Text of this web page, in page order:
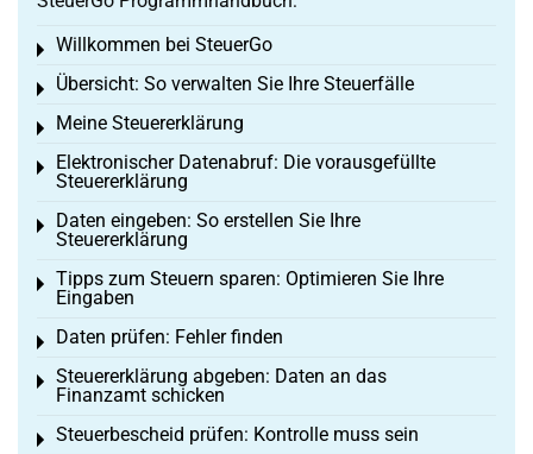
Willkommen bei SteuerGo
Toggle menu
Übersicht: So verwalten Sie Ihre Steuerfälle
Toggle menu
Meine Steuererklärung
Toggle menu
Elektronischer Datenabruf: Die vorausgefüllte
Steuererklärung
Toggle menu
Daten eingeben: So erstellen Sie Ihre
Steuererklärung
Toggle menu
Tipps zum Steuern sparen: Optimieren Sie Ihre
Eingaben
Toggle menu
Daten prüfen: Fehler finden
Toggle menu
Steuererklärung abgeben: Daten an das
Finanzamt schicken
Toggle menu
Steuerbescheid prüfen: Kontrolle muss sein
Toggle menu